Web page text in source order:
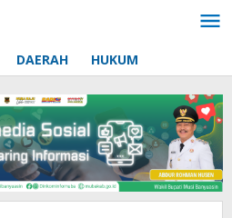
DAERAH HUKUM